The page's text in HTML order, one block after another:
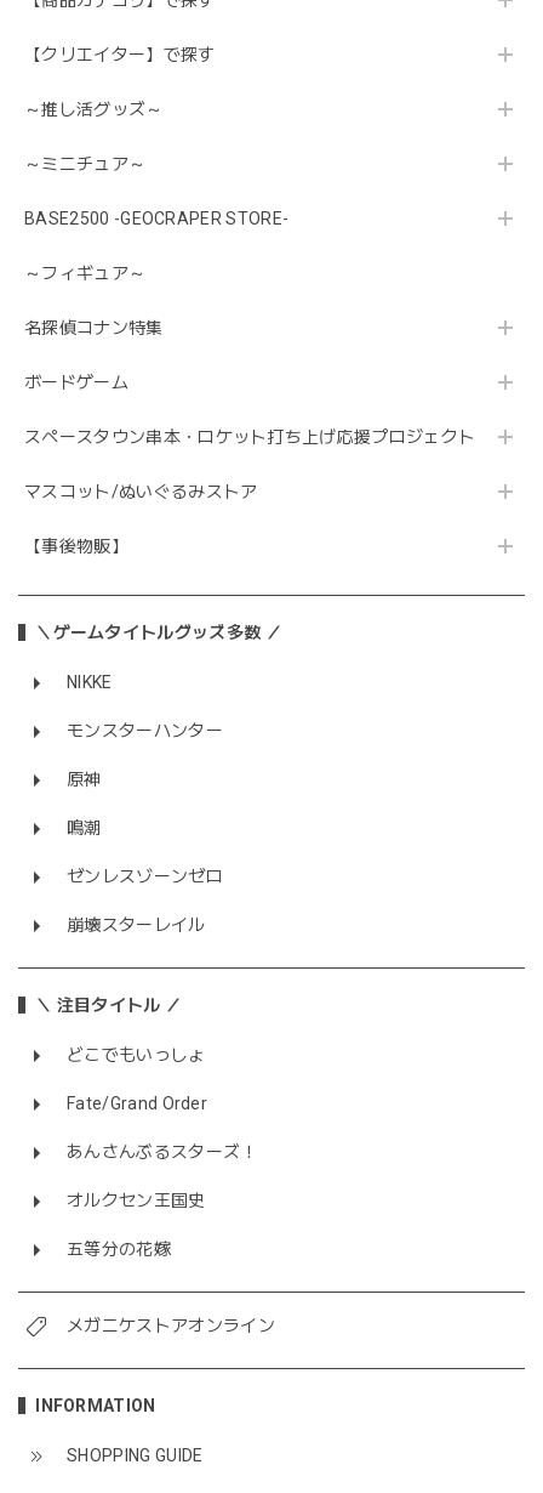
【クリエイター】で探す
～推し活グッズ～
～ミニチュア～
BASE2500 -GEOCRAPER STORE-
～フィギュア～
名探偵コナン特集
ボードゲーム
スペースタウン串本・ロケット打ち上げ応援プロジェクト
マスコット/ぬいぐるみストア
【事後物販】
＼ゲームタイトルグッズ多数 ／
NIKKE
モンスターハンター
原神
鳴潮
ゼンレスゾーンゼロ
崩壊スターレイル
＼ 注目タイトル ／
どこでもいっしょ
Fate/Grand Order
あんさんぶるスターズ！
オルクセン王国史
五等分の花嫁
メガニケストアオンライン
INFORMATION
SHOPPING GUIDE